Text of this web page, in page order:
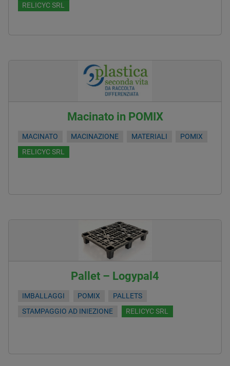
RELICYC SRL
Macinato in POMIX
MACINATO MACINAZIONE MATERIALI
POMIX
RELICYC SRL
Pallet – Logypal4
IMBALLAGGI POMIX
PALLETS
STAMPAGGIO AD INIEZIONE
RELICYC SRL